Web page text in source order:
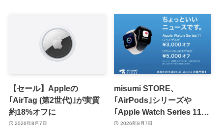
【セール】Appleの
｢AirTag (第2世代)｣が実質
約18%オフに
2026年8月7日
misumi STORE、
｢AirPods｣シリーズや
｢Apple Watch Series 11｣
2026年8月7日